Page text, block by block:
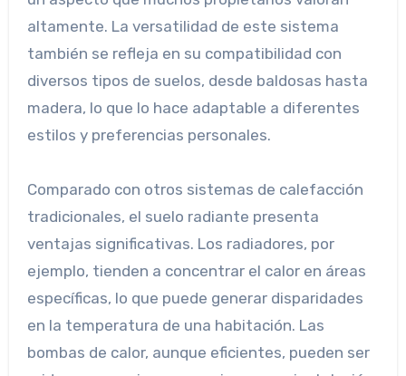
altamente. La versatilidad de este sistema
también se refleja en su compatibilidad con
diversos tipos de suelos, desde baldosas hasta
madera, lo que lo hace adaptable a diferentes
estilos y preferencias personales.
Comparado con otros sistemas de calefacción
tradicionales, el suelo radiante presenta
ventajas significativas. Los radiadores, por
ejemplo, tienden a concentrar el calor en áreas
específicas, lo que puede generar disparidades
en la temperatura de una habitación. Las
bombas de calor, aunque eficientes, pueden ser